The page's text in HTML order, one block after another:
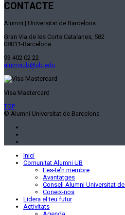
CONTACTE
Alumni | Universitat de Barcelona
Gran Via de les Corts Catalanes, 582
08011-Barcelona
93 402 02 22
alumniub@ub.edu
Visa Mastercard
TOP
© Alumni Universitat de Barcelona
Inici
Comunitat Alumni UB
Fes-te’n membre
Avantatges
Consell Alumni Universitat
Coneix-nos
Lidera el teu futur
Activitats